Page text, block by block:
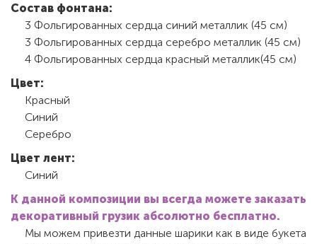
Состав фонтана:
3 Фольгированных сердца синий металлик (45 см)
3 Фольгированных сердца серебро металлик (45 см)
4 Фольгированных сердца красный металлик(45 см)
Цвет:
Красный
Синий
Серебро
Цвет лент:
Синий
К данной композиции вы всегда можете заказать
декоративный грузик абсолютно бесплатно.
Мы можем привезти данные шарики как в виде букета